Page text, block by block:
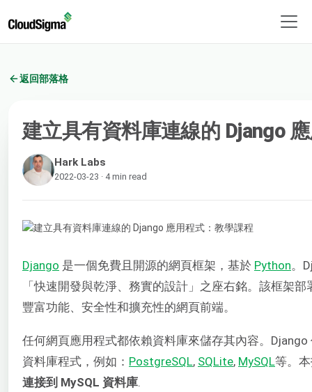
返回部落格
建立具有資料庫連線的 Django
Hark Labs
2022-03-23 · 4 min read
Django 是一個免費且開源的網頁框架，基於 Python。
「快速開發與乾淨、務實的設計」之座右銘。該框架
豐富功能、安全性和擴充性的網頁前端。
任何網頁應用程式都依賴資料庫來儲存其內容。
資料庫程式，例如： PostgreSQL, SQLite, MySQL等。
連接到 MySQL 資料庫.